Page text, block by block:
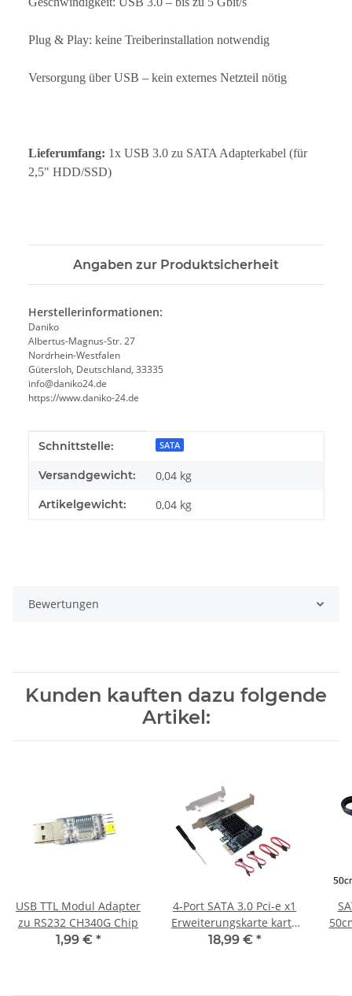
Plug & Play: keine Treiberinstallation notwendig
Versorgung über USB – kein externes Netzteil nötig
Lieferumfang: 1x USB 3.0 zu SATA Adapterkabel (für
2,5" HDD/SSD)
Angaben zur Produktsicherheit
Herstellerinformationen:
Daniko
Albertus-Magnus-Str. 27
Nordrhein-Westfalen
Gütersloh, Deutschland, 33335
info@daniko24.de
https://www.daniko-24.de
Produkteigenschaft
Wert
Schnittstelle: SATA
Versandgewicht: 0,04 kg
Artikelgewicht: 0,04 kg
Bewertungen
Kunden kauften dazu folgende
Artikel:
USB TTL Modul Adapter
zu RS232 CH340G Chip
1,99 € *
4-Port SATA 3.0 Pci-e x1
Erweiterungskarte karte
ssd hdd
18,99 € *